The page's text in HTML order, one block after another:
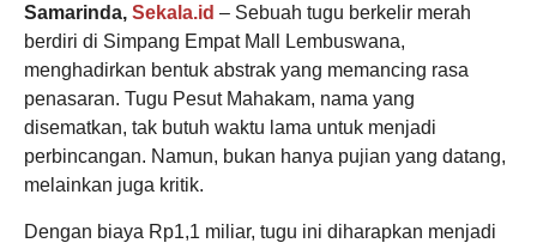
Samarinda, Sekala.id – Sebuah tugu berkelir merah
berdiri di Simpang Empat Mall Lembuswana,
menghadirkan bentuk abstrak yang memancing rasa
penasaran. Tugu Pesut Mahakam, nama yang
disematkan, tak butuh waktu lama untuk menjadi
perbincangan. Namun, bukan hanya pujian yang datang,
melainkan juga kritik.
Dengan biaya Rp1,1 miliar, tugu ini diharapkan menjadi